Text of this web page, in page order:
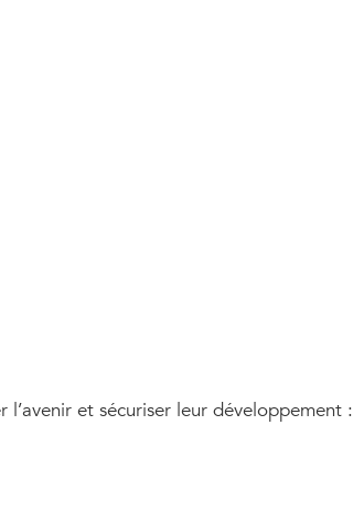
et sécuriser leur développement :